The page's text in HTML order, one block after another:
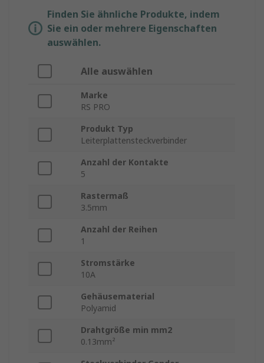
Finden Sie ähnliche Produkte, indem
Sie ein oder mehrere Eigenschaften
auswählen.
Alle auswählen
Marke
RS PRO
Produkt Typ
Leiterplattensteckverbinder
Anzahl der Kontakte
5
Rastermaß
3.5mm
Anzahl der Reihen
1
Stromstärke
10A
Gehäusematerial
Polyamid
Drahtgröße min mm2
0.13mm²